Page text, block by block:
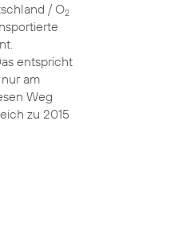
/ O2
entspricht
am
Weg
zu 2015